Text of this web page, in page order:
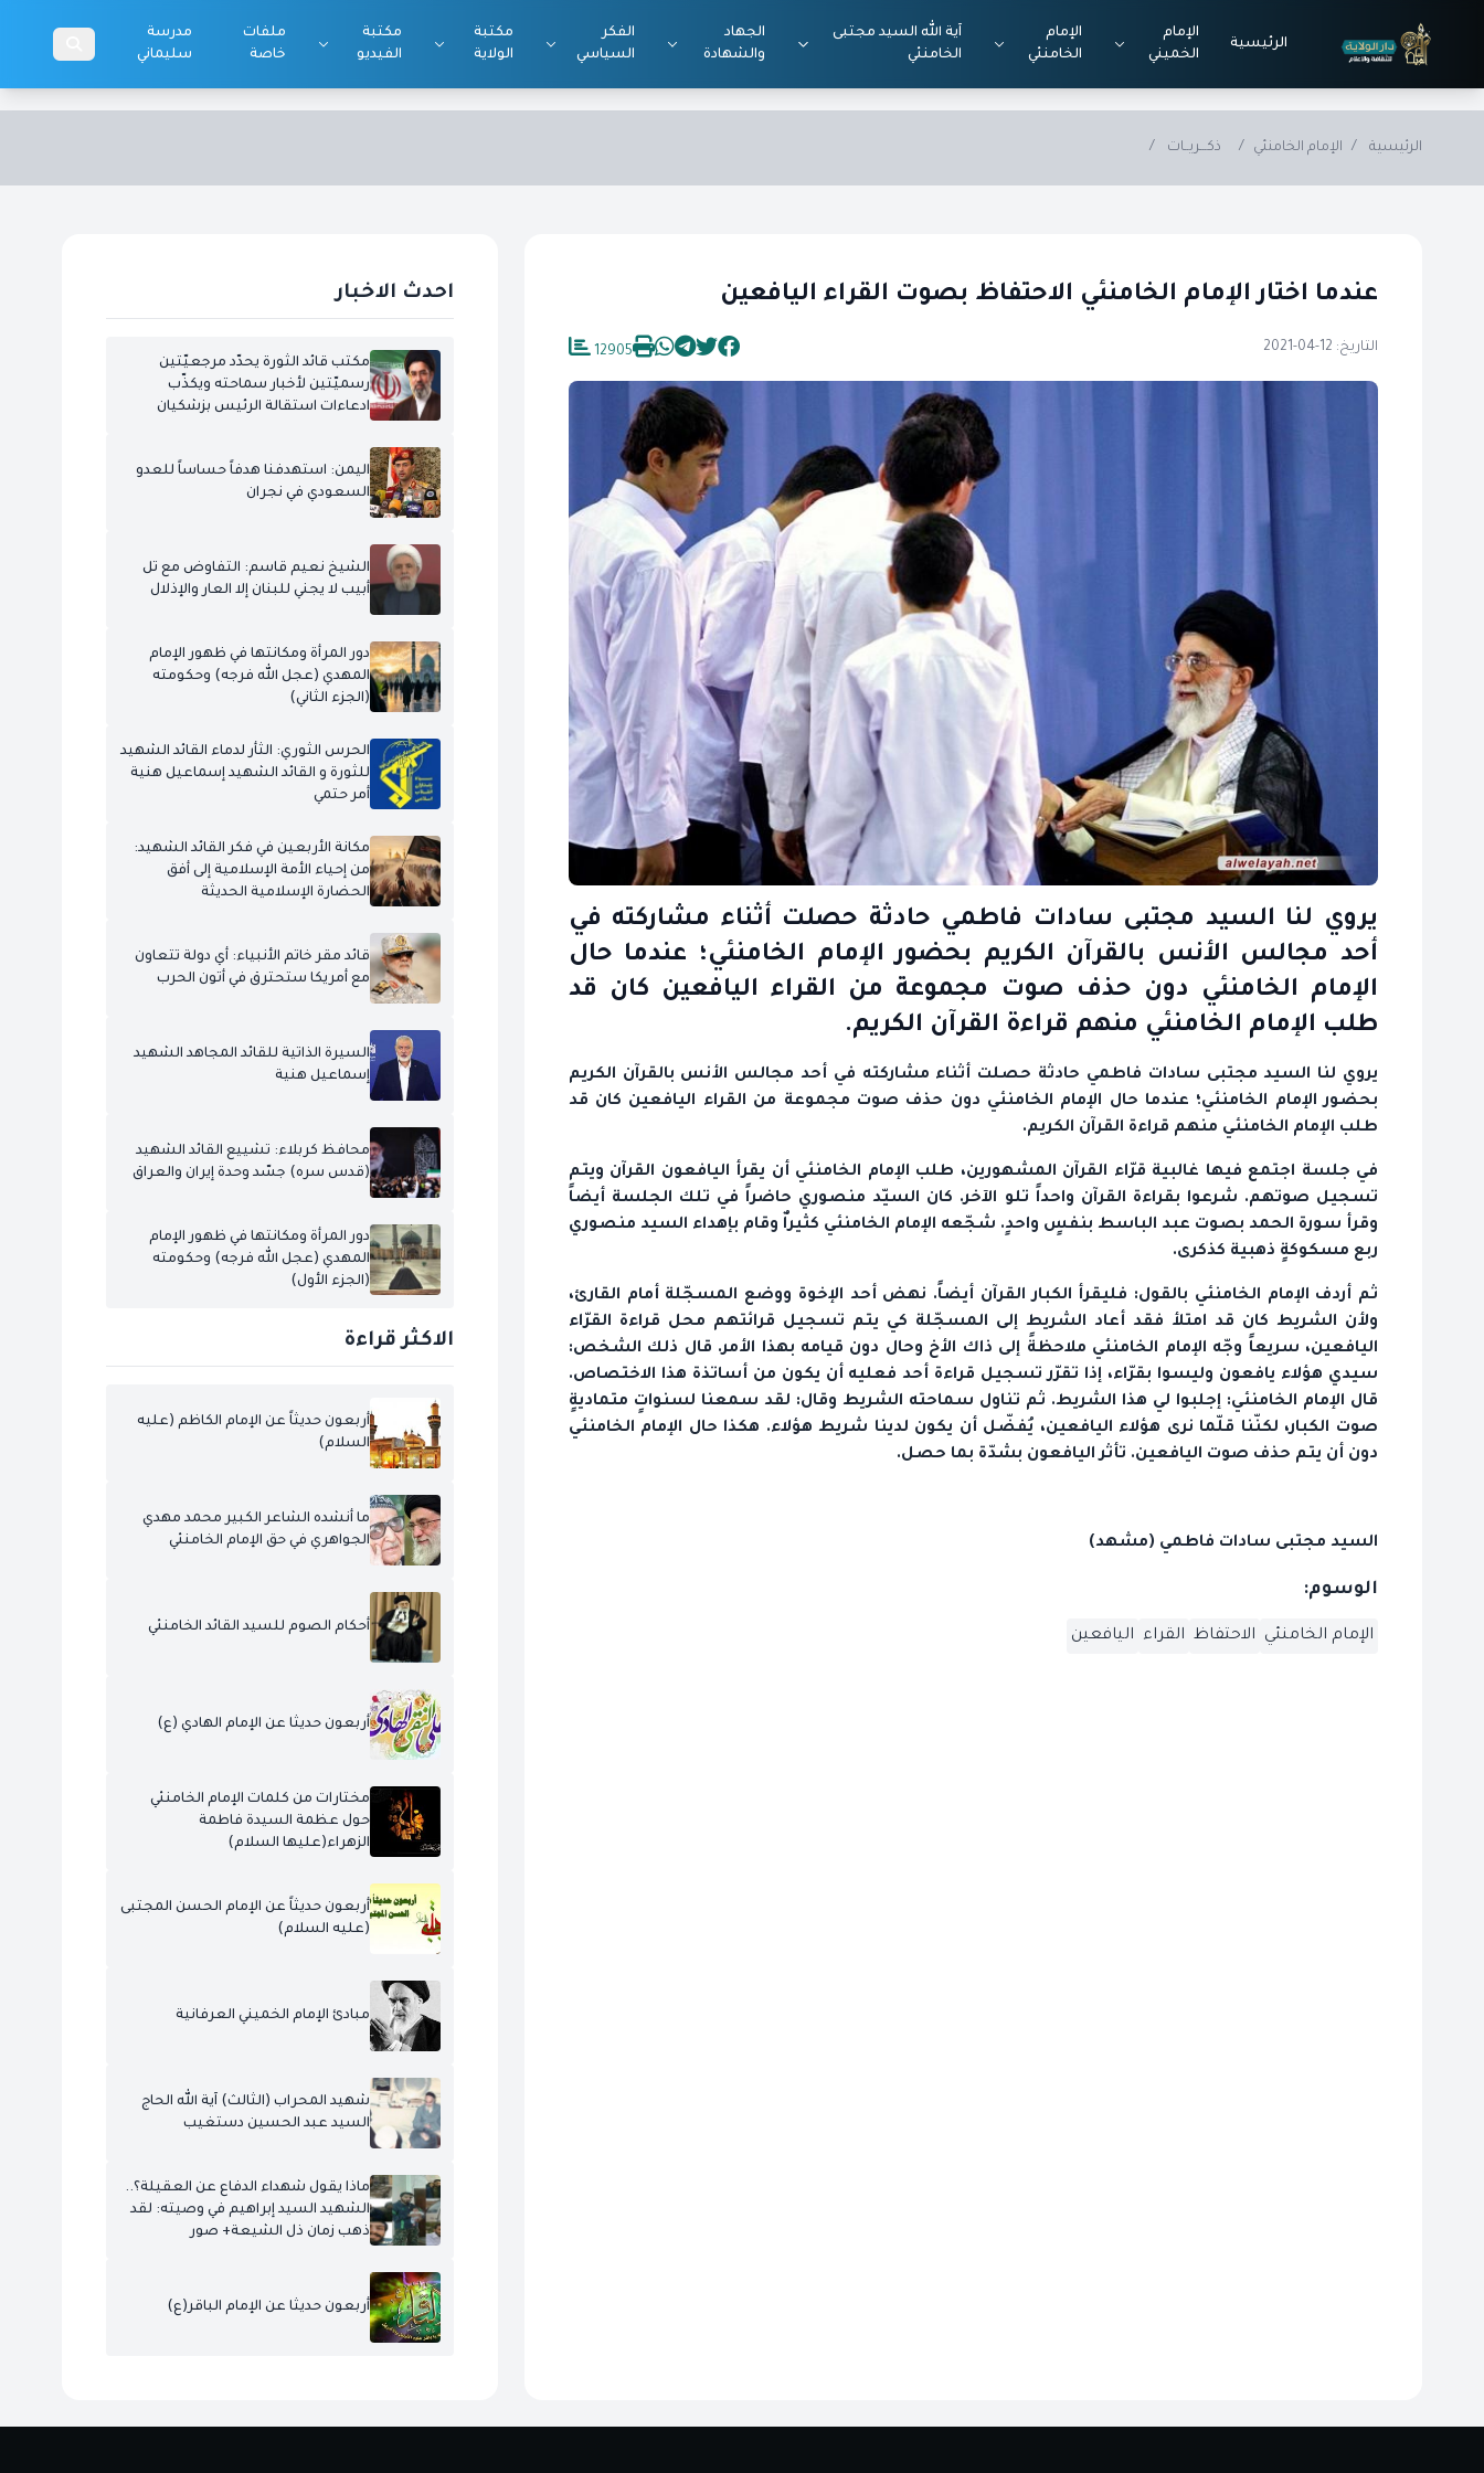
الرئيسية
الإمام
الخميني
الإمام
الخامنئي
آية الله السيد مجتبى
الخامنئي
الجهاد
والشهادة
الفكر
السياسي
مكتبة
الولاية
مكتبة
الفيديو
ملفات
خاصة
مدرسة
سليماني
الرئيسية / الإمام الخامنئي / ذكـــريــات /
عندما اختار الإمام الخامنئي الاحتفاظ بصوت القراء اليافعين
التاريخ: 12-04-2021 12905
يروي لنا السيد مجتبى سادات فاطمي حادثة حصلت أثناء مشاركته في
أحد مجالس الأنس بالقرآن الكريم بحضور الإمام الخامنئي؛ عندما حال
الإمام الخامنئي دون حذف صوت مجموعة من القراء اليافعين كان قد
طلب الإمام الخامنئي منهم قراءة القرآن الكريم.
يروي لنا السيد مجتبى سادات فاطمي حادثة حصلت أثناء مشاركته في أحد مجالس الأنس بالقرآن الكريم
بحضور الإمام الخامنئي؛ عندما حال الإمام الخامنئي دون حذف صوت مجموعة من القراء اليافعين كان قد
طلب الإمام الخامنئي منهم قراءة القرآن الكريم.
في جلسة اجتمع فيها غالبية قرّاء القرآن المشهورين، طلب الإمام الخامنئي أن يقرأ اليافعون القرآن ويتم
تسجيل صوتهم. شرعوا بقراءة القرآن واحداً تلو الآخر. كان السيّد منصوري حاضراً في تلك الجلسة أيضاً
وقرأ سورة الحمد بصوت عبد الباسط بنفسٍ واحدٍ. شجّعه الإمام الخامنئي كثيراٌ وقام بإهداء السيد منصوري
ربع مسكوكةٍ ذهبية كذكرى.
ثم أردف الإمام الخامنئي بالقول: فليقرأ الكبار القرآن أيضاً. نهض أحد الإخوة ووضع المسجّلة أمام القارئ،
ولأن الشريط كان قد امتلأ فقد أعاد الشريط إلى المسجّلة كي يتم تسجيل قرائتهم محل قراءة القرّاء
اليافعين، سريعاً وجّه الإمام الخامنئي ملاحظةً إلى ذاك الأخ وحال دون قيامه بهذا الأمر. قال ذلك الشخص:
سيدي هؤلاء يافعون وليسوا بقرّاء، إذا تقرّر تسجيل قراءة أحد فعليه أن يكون من أساتذة هذا الاختصاص.
قال الإمام الخامنئي: إجلبوا لي هذا الشريط. ثم تناول سماحته الشريط وقال: لقد سمعنا لسنواتٍ متماديةٍ
صوت الكبار، لكنّنا قلّما نرى هؤلاء اليافعين، يُفضّل أن يكون لدينا شريط هؤلاء. هكذا حال الإمام الخامنئي
دون أن يتم حذف صوت اليافعين. تأثر اليافعون بشدّة بما حصل.
السيد مجتبى سادات فاطمي (مشهد)
الوسوم:
الإمام الخامنئي الاحتفاظ القراء اليافعين
احدث الاخبار
مكتب قائد الثورة يحدّد مرجعيّتين
رسميّتين لأخبار سماحته ويكذّب
ادعاءات استقالة الرئيس بزشكيان
اليمن: استهدفنا هدفاً حساساً للعدو
السعودي في نجران
الشيخ نعيم قاسم: التفاوض مع تل
أبيب لا يجني للبنان إلا العار والإذلال
دور المرأة ومكانتها في ظهور الإمام
المهدي (عجل الله فرجه) وحكومته
(الجزء الثاني)
الحرس الثوري: الثأر لدماء القائد الشهيد
للثورة و القائد الشهيد إسماعيل هنية
أمر حتمي
مكانة الأربعين في فكر القائد الشهيد:
من إحياء الأمة الإسلامية إلى أفق
الحضارة الإسلامية الحديثة
قائد مقر خاتم الأنبياء: أي دولة تتعاون
مع أمريكا ستحترق في أتون الحرب
السيرة الذاتية للقائد المجاهد الشهيد
إسماعيل هنية
محافظ كربلاء: تشييع القائد الشهيد
(قدس سره) جسّد وحدة إيران والعراق
دور المرأة ومكانتها في ظهور الإمام
المهدي (عجل الله فرجه) وحكومته
(الجزء الأول)
الاكثر قراءة
أربعون حديثاً عن الإمام الكاظم (عليه
السلام)
ما أنشده الشاعر الكبير محمد مهدي
الجواهري في حق الإمام الخامنئي
أحكام الصوم للسيد القائد الخامنئي
أربعون حديثا عن الإمام الهادي (ع)
مختارات من كلمات الإمام الخامنئي
حول عظمة السيدة فاطمة
الزهراء(عليها السلام)
أربعون حديثاً عن الإمام الحسن المجتبى
(عليه السلام)
مبادئ الإمام الخميني العرفانية
شهيد المحراب (الثالث) آية الله الحاج
السيد عبد الحسين دستغيب
ماذا يقول شهداء الدفاع عن العقيلة؟..
الشهيد السيد إبراهيم في وصيته: لقد
ذهب زمان ذل الشيعة+ صور
أربعون حديثا عن الإمام الباقر(ع)